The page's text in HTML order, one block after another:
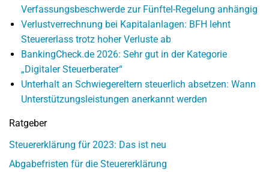
Verfassungsbeschwerde zur Fünftel-Regelung anhängig
Verlustverrechnung bei Kapitalanlagen: BFH lehnt
Steuererlass trotz hoher Verluste ab
BankingCheck.de 2026: Sehr gut in der Kategorie
„Digitaler Steuerberater“
Unterhalt an Schwiegereltern steuerlich absetzen: Wann
Unterstützungsleistungen anerkannt werden
Ratgeber
Steuererklärung für 2023: Das ist neu
Abgabefristen für die Steuererklärung